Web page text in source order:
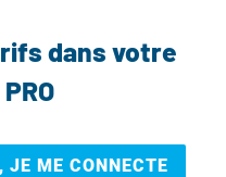
dans votre
JE ME CONNECTE